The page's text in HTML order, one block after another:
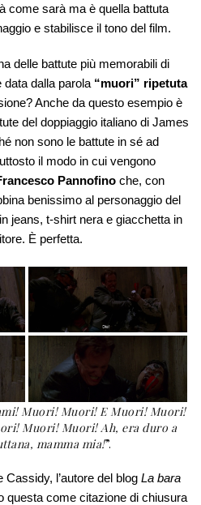
come sarà ma è quella battuta
e stabilisce il tono del film.
delle battute più memorabili di
dalla parola “muori” ripetuta
Anche da questo esempio è
del doppiaggio italiano di James
non sono le battute in sé ad
il modo in cui vengono
Pannofino che, con
benissimo al personaggio del
jeans, t-shirt nera e giacchetta in
È perfetta.
Muori! Muori! E Muori! Muori!
Muori! Muori! Ah, era duro a
mamma mia!”.
l’autore del blog La bara
questa come citazione di chiusura